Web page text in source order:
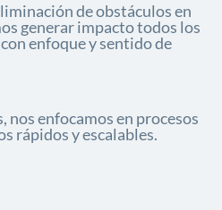
de obstáculos en
generar impacto todos los
enfoque y sentido de
nos enfocamos en procesos
rápidos y escalables.